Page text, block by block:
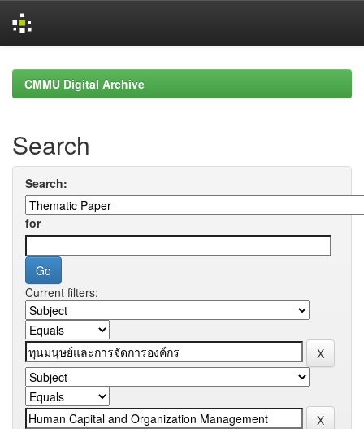
navigationCMMU Digital Archive
Search
Search:
for
Current filters: